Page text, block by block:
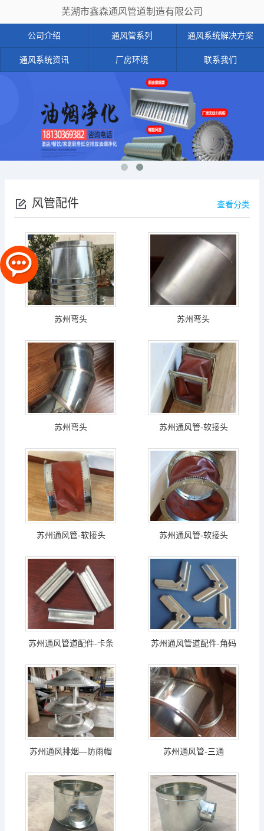
芜湖市鑫森通风管道制造有限公司
公司介绍 通风管系列 通风系统解决方案
通风系统资讯 厂房环境 联系我们
风管配件 查看分类
苏州弯头 苏州弯头
苏州弯头 苏州通风管-软接头
苏州通风管-软接头 苏州通风管-软接头
苏州通风管道配件-卡条 苏州通风管道配件-角码
苏州通风排烟—防雨帽 苏州通风管-三通